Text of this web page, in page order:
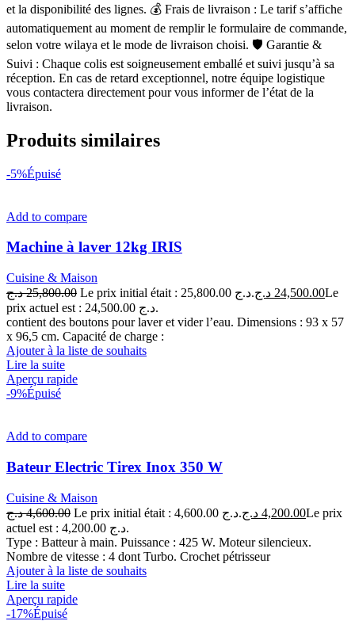
et la disponibilité des lignes. 💰 Frais de livraison : Le tarif s’affiche
automatiquement au moment de remplir le formulaire de commande,
selon votre wilaya et le mode de livraison choisi. 🛡 Garantie &
Suivi : Chaque colis est soigneusement emballé et suivi jusqu’à sa
réception. En cas de retard exceptionnel, notre équipe logistique
vous contactera directement pour vous informer de l’état de la
livraison.
Produits similaires
-5%Épuisé
Add to compare
Machine à laver 12kg IRIS
Cuisine & Maison
25,800.00 د.ج Le prix initial était : 25,800.00 د.ج. 24,500.00 د.ج
Le
prix actuel est : 24,500.00 د.ج.
contient des boutons pour laver et vider l’eau. Dimensions : 93 x 57
x 96,5 cm. Capacité de charge :
Ajouter à la liste de souhaits
Lire la suite
Aperçu rapide
-9%Épuisé
Add to compare
Bateur Electric Tirex Inox 350 W
Cuisine & Maison
4,600.00 د.ج Le prix initial était : 4,600.00 د.ج. 4,200.00 د.ج
Le prix
actuel est : 4,200.00 د.ج.
Type : Batteur à main. Puissance : 425 W. Moteur silencieux.
Nombre de vitesse : 4 dont Turbo. Crochet pétrisseur
Ajouter à la liste de souhaits
Lire la suite
Aperçu rapide
-17%Épuisé